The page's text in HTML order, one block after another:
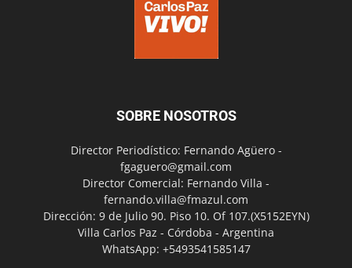
SOBRE NOSOTROS
Director Periodístico: Fernando Agüero -
fgaguero@gmail.com
Director Comercial: Fernando Villa -
fernando.villa@fmazul.com
Dirección: 9 de Julio 90. Piso 10. Of 107.(X5152EYN)
Villa Carlos Paz - Córdoba - Argentina
WhatsApp: +5493541585147